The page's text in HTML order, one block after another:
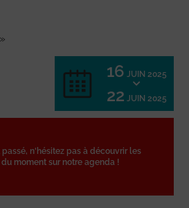
16 JUIN 2025
22 JUIN 2025
n'hésitez pas à découvrir les
moment sur notre agenda !